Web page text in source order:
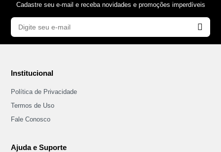
Cadastre seu e-mail e receba novidades e promoções imperdíveis
Institucional
Política de Privacidade
Termos de Uso
Fale Conosco
Ajuda e Suporte